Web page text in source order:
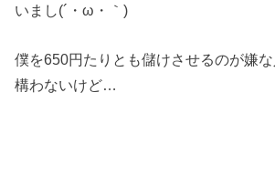
いまし(´・ω・｀)
僕を650円たりとも儲けさせるのが嫌
構わないけど…